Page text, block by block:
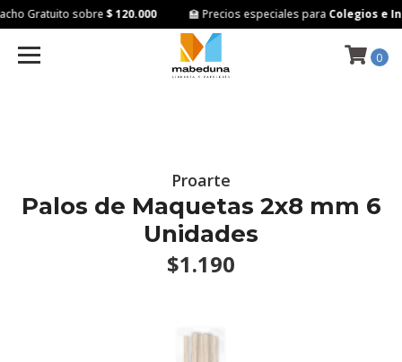
Gratuito sobre$ 120.000 🏫 Precios especiales paraColegios e
0
Proarte
Palos de Maquetas 2x8 mm 6
Unidades
$1.190